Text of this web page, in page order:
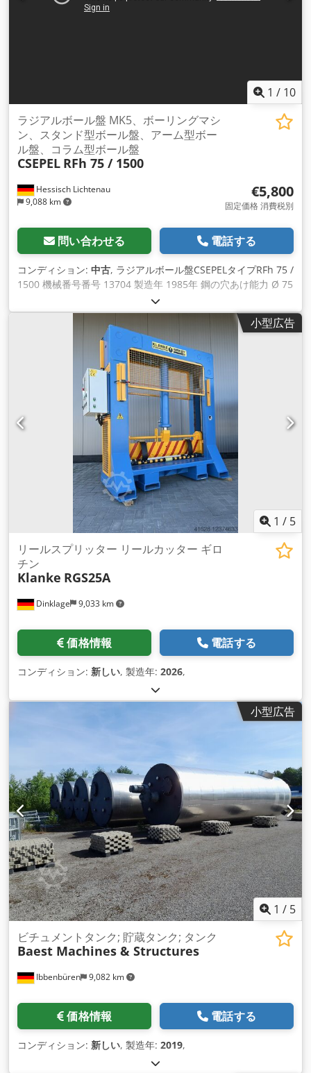
1 / 10
Hessisch Lichtenau
9,088 km
ラジアルボール盤 MK5、ボーリングマシ
ン、スタンド型ボール盤、アーム型ボー
ル盤、コラム型ボール盤
CSEPEL RFh 75 / 1500
€5,800
固定価格 消費税別
問い合わせる 電話する
コンディション: 中古, ラジアルボール盤CSEPELタイプRFh 75 /
1500 機械番号番号 13704 製造年 1985年 鋼の穴あけ能力 Ø 75
mm 鋳鉄の穴あけ能力 Ø 90 mm スピンドルホルダー MK 5 呼
びスロート深さ 1500 mm スピンドルの最大突き出し 1500
mm（コラムまで） スピンドルの最小突き出し 440 mm（コラ
ムまで） スピンドルの先端からクランプ面までの距離 370 -
1700 mm カンチレバー高さ調整 950 mm テーブルサイズ/ク
ランプ面 1800 x 1100 mm コラム直径 450 mm ピノールスト
ローク 380 mm 主軸回転数 19-1900 rpm21段階 送り速度
0.047-2mm/回転 12段階 モーター出力 11 kW 主電源 380ボル
ト、50 Hz、15 kW - ハンドレバースイッチによるドリリングス
ピンドルの時計回りおよび反時計回り回転 Codpslhwr Rjfx
Aguerf - スピンドル速度と送り速度用の油圧ギアシフト - ハイ
ドロメカニカル中央クランプ - 電動式ブーム高さ調整 - クーラ
ント装置なし - マシンライト - 操作説明書 所要スペース：長さ
2720 mm x 幅1170 mm x 高さ最大3770 mm コラムにモータ
ーを取り付けた場合の搬送高さ：3500 mm コラムにモーター
を取り付けない場合の高さ：3250 mm 重量：6.3トン 良好な状
小型広告
1 / 5
Dinklage 9,033 km
リールスプリッター リールカッター ギロ
チン
Klanke RGS25A
価格情報 電話する
コンディション: 新しい, 製造年: 2026,
小型広告
1 / 5
Ibbenbüren 9,082 km
ビチュメントタンク; 貯蔵タンク; タンク
Baest Machines & Structures
価格情報 電話する
コンディション: 新しい, 製造年: 2019,